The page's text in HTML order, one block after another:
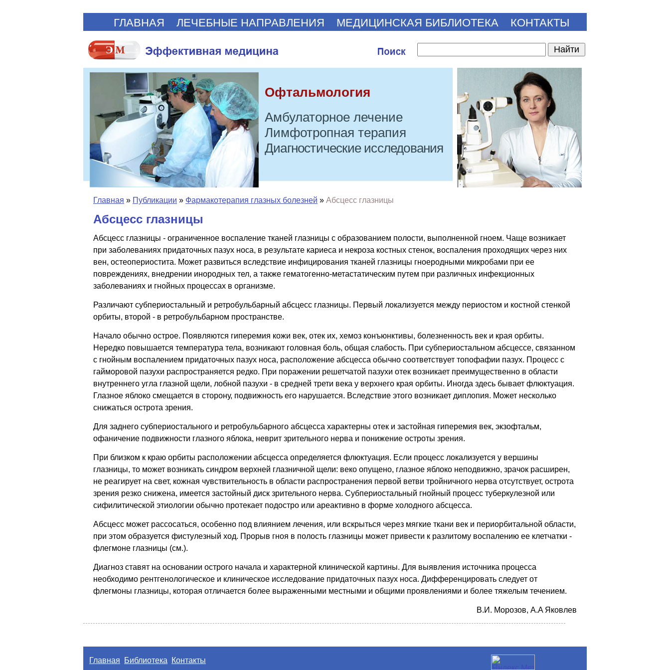
ГЛАВНАЯ ЛЕЧЕБНЫЕ НАПРАВЛЕНИЯ МЕДИЦИНСКАЯ БИБЛИОТЕКА КОНТАКТЫ
Офтальмология
Амбулаторное лечение
Лимфотропная терапия
Диагностические исследования
Главная » Публикации » Фармакотерапия глазных болезней » Абсцесс глазницы
Абсцесс глазницы
Абсцесс глазницы - ограниченное воспаление тканей глазницы с образованием полости, выполненной гноем. Чаще возникает
при заболеваниях придаточных пазух носа, в результате кариеса и некроза костных стенок, воспаления проходящих через них
вен, остеопериостита. Может развиться вследствие инфицирования тканей глазницы гноеродными микробами при ее
повреждениях, внедрении инородных тел, а также гематогенно-метастатическим путем при различных инфекционных
заболеваниях и гнойных процессах в организме.
Различают субпериостальный и ретробульбарный абсцесс глазницы. Первый локализуется между периостом и костной стенкой
орбиты, второй - в ретробульбарном пространстве.
Начало обычно острое. Появляются гиперемия кожи век, отек их, хемоз конъюнктивы, болезненность век и края орбиты.
Нередко повышается температура тела, возникают головная боль, общая слабость. При субпериостальном абсцессе, связанном
с гнойным воспалением придаточных пазух носа, расположение абсцесса обычно соответствует топофафии пазух. Процесс с
гайморовой пазухи распространяется редко. При поражении решетчатой пазухи отек возникает преимущественно в области
внутреннего угла глазной щели, лобной пазухи - в средней трети века у верхнего края орбиты. Иногда здесь бывает флюктуация.
Глазное яблоко смещается в сторону, подвижность его нарушается. Вследствие этого возникает диплопия. Может несколько
снижаться острота зрения.
Для заднего субпериостального и ретробульбарного абсцесса характерны отек и застойная гиперемия век, экзофтальм,
офаничение подвижности глазного яблока, неврит зрительного нерва и понижение остроты зрения.
При близком к краю орбиты расположении абсцесса определяется флюктуация. Если процесс локализуется у вершины
глазницы, то может возникать синдром верхней глазничной щели: веко опущено, глазное яблоко неподвижно, зрачок расширен,
не реагирует на свет, кожная чувствительность в области распространения первой ветви тройничного нерва отсутствует, острота
зрения резко снижена, имеется застойный диск зрительного нерва. Субпериостальный гнойный процесс туберкулезной или
сифилитической этиологии обычно протекает подостро или ареактивно в форме холодного абсцесса.
Абсцесс может рассосаться, особенно под влиянием лечения, или вскрыться через мягкие ткани век и периорбитальной области,
при этом образуется фистулезный ход. Прорыв гноя в полость глазницы может привести к разлитому воспалению ее клетчатки -
флегмоне глазницы (см.).
Диагноз ставят на основании острого начала и характерной клинической картины. Для выявления источника процесса
необходимо рентгенологическое и клиническое исследование придаточных пазух носа. Дифференцировать следует от
флегмоны глазницы, которая отличается более выраженными местными и общими проявлениями и более тяжелым течением.
B.И. Mopoзoв, A.A Якoвлев
Главная Библиотека Контакты